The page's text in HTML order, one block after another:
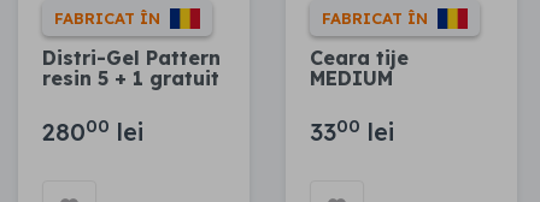
FABRICAT ÎN
Distri-Gel Pattern
resin 5 + 1 gratuit
28000 lei
FABRICAT ÎN
Ceara tije
MEDIUM
3300 lei